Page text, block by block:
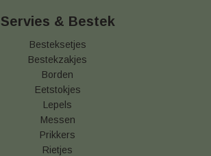
Servies & Bestek
Besteksetjes
Bestekzakjes
Borden
Eetstokjes
Lepels
Messen
Prikkers
Rietjes